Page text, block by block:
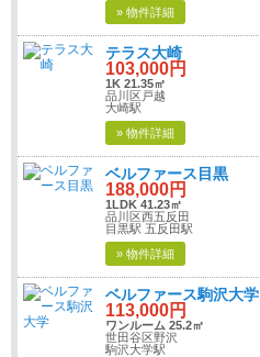
» 物件詳細
テラス大崎
103,000円
1K 21.35㎡
品川区戸越
大崎駅
» 物件詳細
ベルファース目黒
188,000円
1LDK 41.23㎡
品川区西五反田
目黒駅 五反田駅
» 物件詳細
ベルファース駒沢大学
113,000円
ワンルーム 25.2㎡
世田谷区野沢
駒沢大学駅